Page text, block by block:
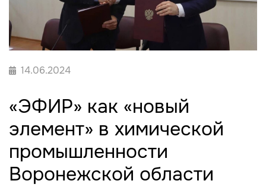
14.06.2024
«ЭФИР» как «новый
элемент» в химической
промышленности
Воронежской области